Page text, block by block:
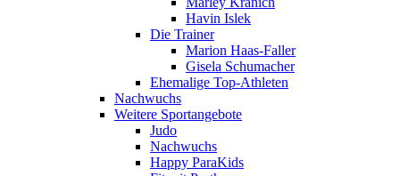
Havin Islek
Die Trainer
Marion Haas-Faller
Gisela Schumacher
Ehemalige Top-Athleten
Nachwuchs
Weitere Sportangebote
Judo
Nachwuchs
Happy ParaKids